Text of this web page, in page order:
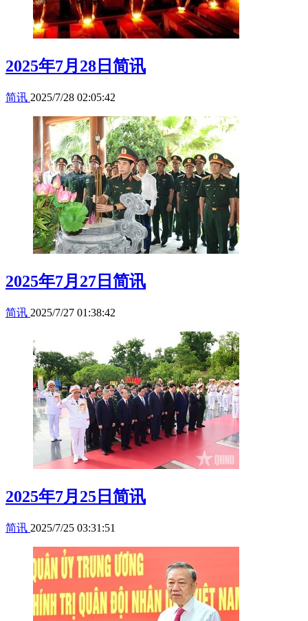
2025年7月28日简讯
简讯 2025/7/28 02:05:42
2025年7月27日简讯
简讯 2025/7/27 01:38:42
2025年7月25日简讯
简讯 2025/7/25 03:31:51